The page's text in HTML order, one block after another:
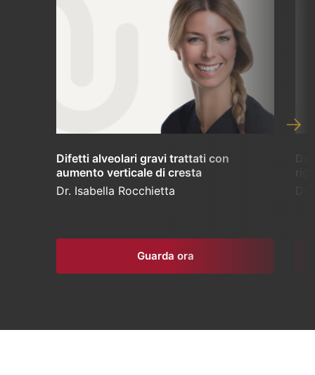
Difetti alveolari gravi trattati con
aumento verticale di cresta
Dr. Isabella Rocchietta
Guarda ora